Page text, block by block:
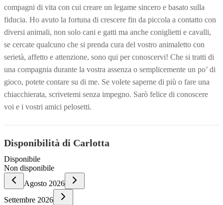
compagni di vita con cui creare un legame sincero e basato sulla
fiducia. Ho avuto la fortuna di crescere fin da piccola a contatto con
diversi animali, non solo cani e gatti ma anche coniglietti e cavalli,
se cercate qualcuno che si prenda cura del vostro animaletto con
serietà, affetto e attenzione, sono qui per conoscervi! Che si tratti di
una compagnia durante la vostra assenza o semplicemente un po’ di
gioco, potete contare su di me. Se volete saperne di più o fare una
chiacchierata, scrivetemi senza impegno. Sarò felice di conoscere
voi e i vostri amici pelosetti.
Disponibilità di Carlotta
Disponibile
Non disponibile
Agosto 2026
Settembre 2026